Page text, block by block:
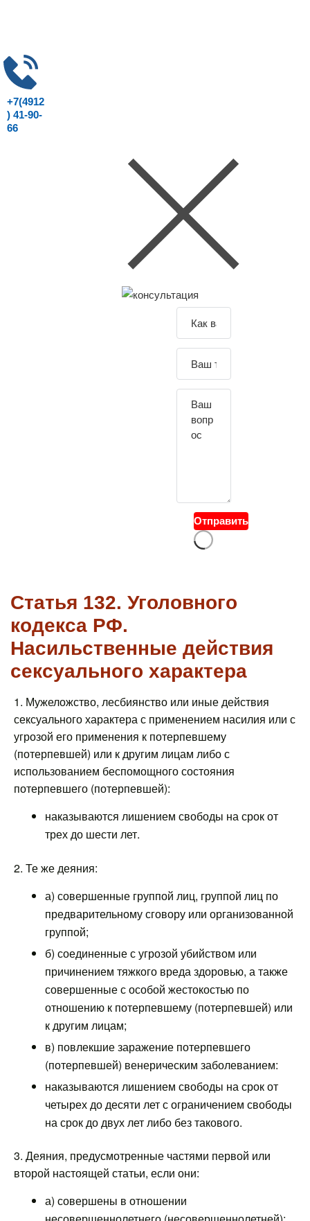
+7(4912
) 41-90-
66
Отправить
Статья 132. Уголовного
кодекса РФ.
Насильственные действия
сексуального характера
1. Мужеложство, лесбиянство или иные действия
сексуального характера с применением насилия или с
угрозой его применения к потерпевшему
(потерпевшей) или к другим лицам либо с
использованием беспомощного состояния
потерпевшего (потерпевшей):
наказываются лишением свободы на срок от
трех до шести лет.
2. Те же деяния:
а) совершенные группой лиц, группой лиц по
предварительному сговору или организованной
группой;
б) соединенные с угрозой убийством или
причинением тяжкого вреда здоровью, а также
совершенные с особой жестокостью по
отношению к потерпевшему (потерпевшей) или
к другим лицам;
в) повлекшие заражение потерпевшего
(потерпевшей) венерическим заболеванием:
наказываются лишением свободы на срок от
четырех до десяти лет с ограничением свободы
на срок до двух лет либо без такового.
3. Деяния, предусмотренные частями первой или
второй настоящей статьи, если они:
а) совершены в отношении